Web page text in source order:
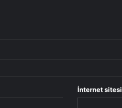
İnternet sitesi